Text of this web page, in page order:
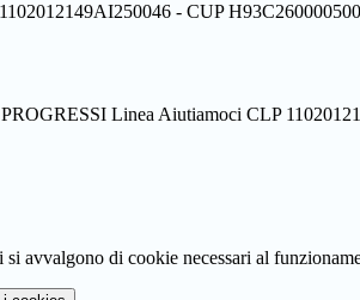
- CUP
Linea Aiutiamoci CLP
avvalgono di cookie necessari al